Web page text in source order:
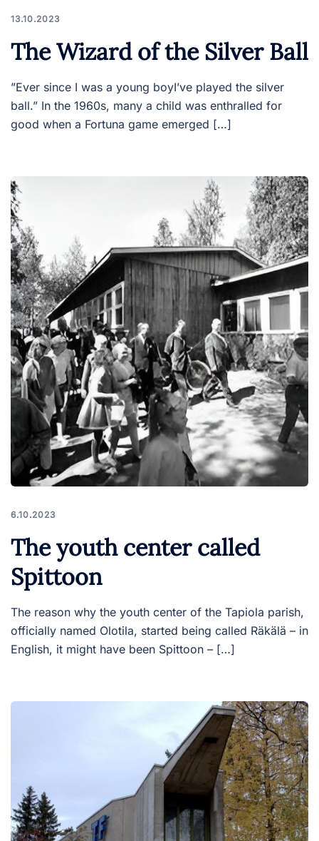
13.10.2023
The Wizard of the Silver Ball
”Ever since I was a young boyI’ve played the silver
ball.” In the 1960s, many a child was enthralled for
good when a Fortuna game emerged […]
6.10.2023
The youth center called
Spittoon
The reason why the youth center of the Tapiola parish,
officially named Olotila, started being called Räkälä – in
English, it might have been Spittoon – […]